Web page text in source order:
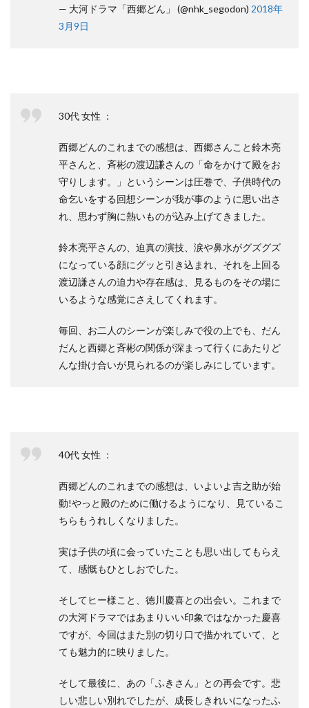
— 大河ドラマ「西郷どん」 (@nhk_segodon) 2018年
3月9日
30代 女性 ：
西郷どんのこれまでの感想は、西郷さんこと鈴木亮
平さんと、斉彬の渡辺謙さんの「命をかけて殿をお
守りします。」というシーンは圧巻で、子供時代の
命乞いをする回想シーンが我が事のように思い出さ
れ、思わず胸に熱いものが込み上げてきました。
鈴木亮平さんの、迫真の演技、涙や鼻水がグズグズ
になっている顔にグッと引き込まれ、それを上回る
渡辺謙さんの迫力や存在感は、見るものをその場に
いるような感覚にさえしてくれます。
毎回、お二人のシーンが楽しみで役の上でも、だん
だんと西郷と斉彬の関係が深まって行くにあたりど
んな掛け合いが見られるのが楽しみにしています。
40代 女性 ：
西郷どんのこれまでの感想は、いよいよ吉之助が始
動!やっと殿のために働けるようになり、見ているこ
ちらもうれしくなりました。
実は子供の頃に会っていたことも思い出してもらえ
て、感慨もひとしおでした。
そしてヒー様こと、徳川慶喜との出会い。これまで
の大河ドラマではあまりいい印象ではなかった慶喜
ですが、今回はまた別の切り口で描かれていて、と
ても魅力的に映りました。
そして最後に、あの「ふきさん」との再会です。悲
しい悲しい別れでしたが、成長しきれいになったふ